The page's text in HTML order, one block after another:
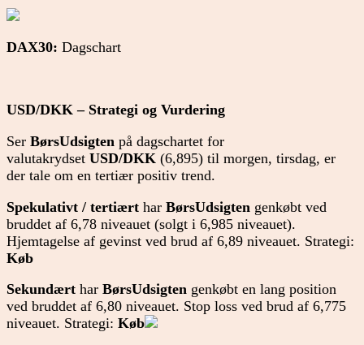
DAX30: Dagschart
USD/DKK – Strategi og Vurdering
Ser BørsUdsigten på dagschartet for
valutakrydset USD/DKK (6,895) til morgen, tirsdag, er
der tale om en tertiær positiv trend.
Spekulativt / tertiært har BørsUdsigten genkøbt ved
bruddet af 6,78 niveauet (solgt i 6,985 niveauet).
Hjemtagelse af gevinst ved brud af 6,89 niveauet. Strategi:
Køb
Sekundært har BørsUdsigten genkøbt en lang position
ved bruddet af 6,80 niveauet. Stop loss ved brud af 6,775
niveauet. Strategi: Køb